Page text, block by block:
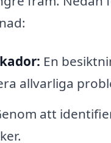
En
allvarliga
att